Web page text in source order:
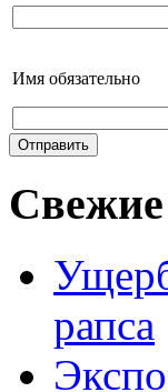
Имя обязательно
Свежие
рапса